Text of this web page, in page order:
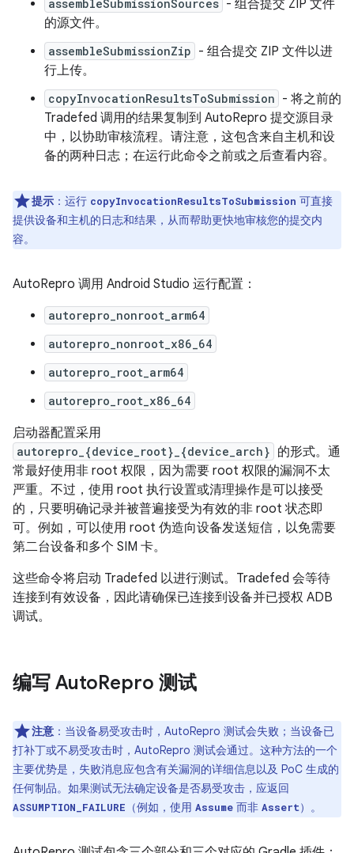
assembleSubmissionSources - 组合提交 ZIP 文件
的源文件。
assembleSubmissionZip - 组合提交 ZIP 文件以进
行上传。
copyInvocationResultsToSubmission - 将之前的
Tradefed 调用的结果复制到 AutoRepro 提交源目录
中，以协助审核流程。请注意，这包含来自主机和设
备的两种日志；在运行此命令之前或之后查看内容。
提示 ：运行 copyInvocationResultsToSubmission 可直接
提供设备和主机的日志和结果，从而帮助更快地审核您的提交内
容。
AutoRepro 调用 Android Studio 运行配置：
autorepro_nonroot_arm64
autorepro_nonroot_x86_64
autorepro_root_arm64
autorepro_root_x86_64
启动器配置采用
autorepro_{device_root}_{device_arch} 的形式。通
常最好使用非 root 权限，因为需要 root 权限的漏洞不太
严重。不过，使用 root 执行设置或清理操作是可以接受
的，只要明确记录并被普遍接受为有效的非 root 状态即
可。例如，可以使用 root 伪造向设备发送短信，以免需要
第二台设备和多个 SIM 卡。
这些命令将启动 Tradefed 以进行测试。Tradefed 会等待
连接到有效设备，因此请确保已连接到设备并已授权 ADB
调试。
编写 AutoRepro 测试
注意 ：当设备易受攻击时，AutoRepro 测试会失败；当设备已
打补丁或不易受攻击时，AutoRepro 测试会通过。这种方法的一个
主要优势是，失败消息应包含有关漏洞的详细信息以及 PoC 生成的
任何制品。如果测试无法确定设备是否易受攻击，应返回
ASSUMPTION_FAILURE （例如，使用 Assume 而非 Assert）。